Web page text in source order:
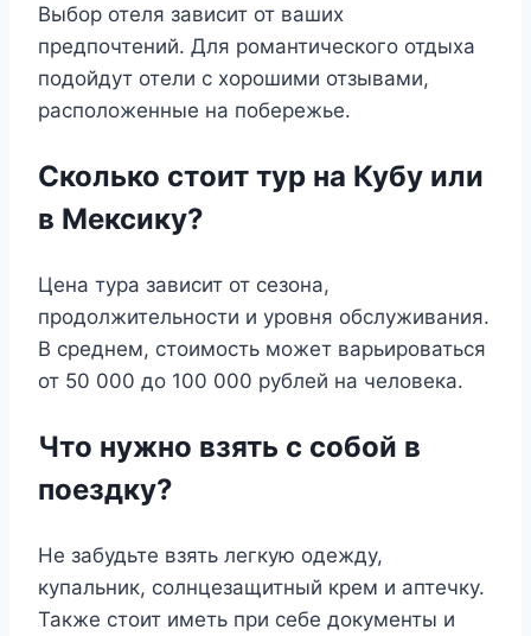
Выбор отеля зависит от ваших
предпочтений. Для романтического отдыха
подойдут отели с хорошими отзывами,
расположенные на побережье.
Сколько стоит тур на Кубу или
в Мексику?
Цена тура зависит от сезона,
продолжительности и уровня обслуживания.
В среднем, стоимость может варьироваться
от 50 000 до 100 000 рублей на человека.
Что нужно взять с собой в
поездку?
Не забудьте взять легкую одежду,
купальник, солнцезащитный крем и аптечку.
Также стоит иметь при себе документы и